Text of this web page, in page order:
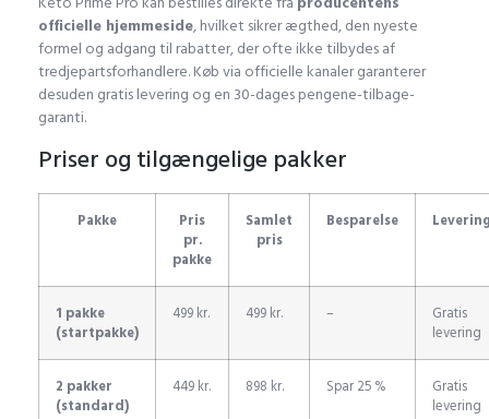
officielle hjemmeside, hvilket sikrer ægthed, den nyeste
formel og adgang til rabatter, der ofte ikke tilbydes af
tredjepartsforhandlere. Køb via officielle kanaler garanterer
desuden gratis levering og en 30-dages pengene-tilbage-
garanti.
Priser og tilgængelige pakker
Pakke
Pris
pr.
pakke
Samlet
pris
Besparelse
1 pakke
(startpakke)
499 kr. 499 kr. –
Gratis
levering
2 pakker
(standard)
449 kr. 898 kr. Spar 25 %
Gratis
levering